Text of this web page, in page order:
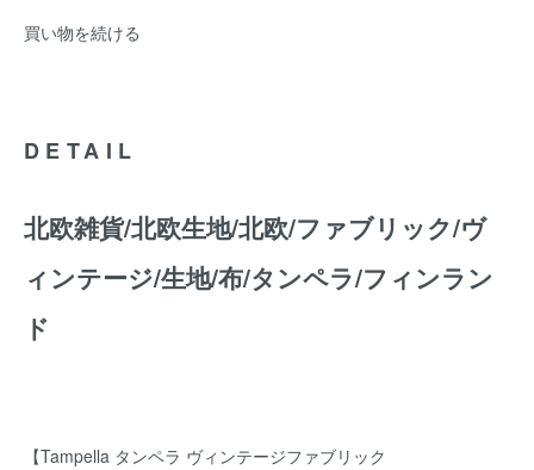
買い物を続ける
DETAIL
北欧雑貨/北欧生地/北欧/ファブリック/ヴ
ィンテージ/生地/布/タンペラ/フィンラン
ド
【Tampella タンペラ ヴィンテージファブリック